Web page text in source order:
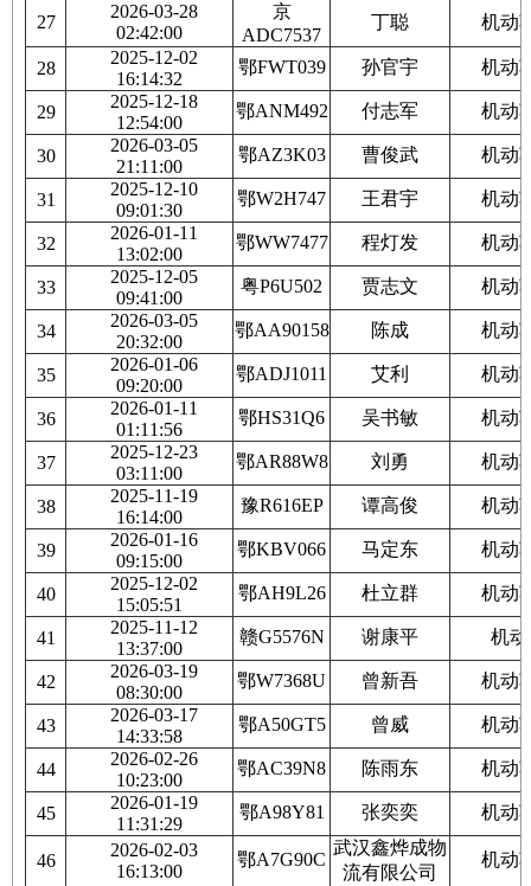
27
2026-03-28
02:42:00
京
ADC7537
丁聪 机动
28
2025-12-02
16:14:32
鄂FWT039 孙官宇 机动
29
2025-12-18
12:54:00
鄂ANM492 付志军 机动
30
2026-03-05
21:11:00
鄂AZ3K03 曹俊武 机动
31
2025-12-10
09:01:30
鄂W2H747 王君宇 机动
32
2026-01-11
13:02:00
鄂WW7477 程灯发 机动
33
2025-12-05
09:41:00
粤P6U502 贾志文 机动
34
2026-03-05
20:32:00
鄂AA90158 陈成 机动
35
2026-01-06
09:20:00
鄂ADJ1011 艾利 机动
36
2026-01-11
01:11:56
鄂HS31Q6 吴书敏 机动
37
2025-12-23
03:11:00
鄂AR88W8 刘勇 机动
38
2025-11-19
16:14:00
豫R616EP 谭高俊 机动
39
2026-01-16
09:15:00
鄂KBV066 马定东 机动
40
2025-12-02
15:05:51
鄂AH9L26 杜立群 机动
41
2025-11-12
13:37:00
赣G5576N 谢康平 机
42
2026-03-19
08:30:00
鄂W7368U 曾新吾 机动
43
2026-03-17
14:33:58
鄂A50GT5 曾威 机动
44
2026-02-26
10:23:00
鄂AC39N8 陈雨东 机动
45
2026-01-19
11:31:29
鄂A98Y81 张奕奕 机动
46
2026-02-03
16:13:00
鄂A7G90C
武汉鑫烨成物
流有限公司
机动